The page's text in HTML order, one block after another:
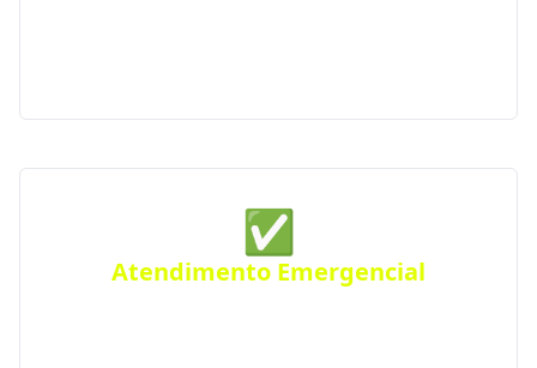
✅
Atendimento Emergencial